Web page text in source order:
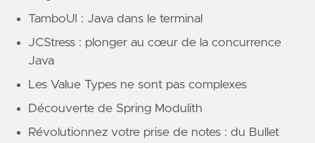
TamboUI : Java dans le terminal
JCStress : plonger au cœur de la concurrence
Java
Les Value Types ne sont pas complexes
Découverte de Spring Modulith
Révolutionnez votre prise de notes : du Bullet